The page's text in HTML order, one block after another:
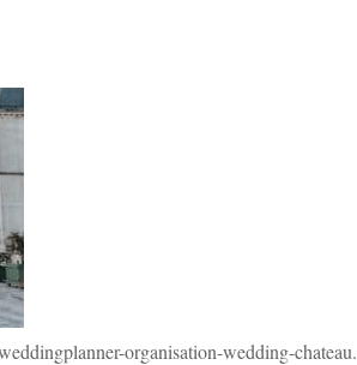
organisation-wedding-chateau.